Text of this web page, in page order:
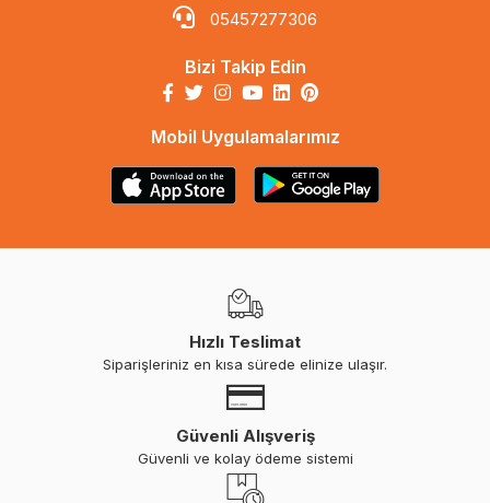
05457277306
Bizi Takip Edin
Mobil Uygulamalarımız
Hızlı Teslimat
Siparişleriniz en kısa sürede elinize ulaşır.
Güvenli Alışveriş
Güvenli ve kolay ödeme sistemi